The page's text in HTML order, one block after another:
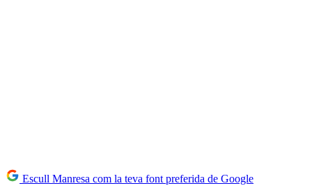
Escull Manresa com la teva font preferida de Google